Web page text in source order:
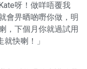
呀！做咩唔覆我
會畀晒啲嘢你做，明
，下個月你就過試用
快喇！」